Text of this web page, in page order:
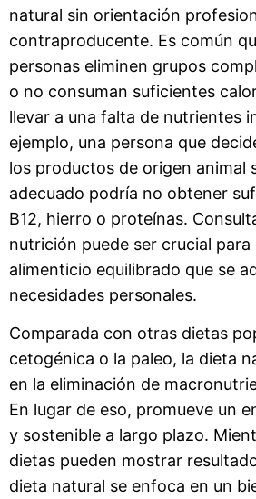
natural sin orientación
contraproducente. Es común
personas eliminen grupos
o no consuman suficientes
llevar a una falta de nutrientes
ejemplo, una persona que
los productos de origen animal
adecuado podría no obtener
B12, hierro o proteínas.
nutrición puede ser crucial para
alimenticio equilibrado que se
necesidades personales.
Comparada con otras dietas
cetogénica o la paleo, la dieta
en la eliminación de
En lugar de eso, promueve un
y sostenible a largo plazo.
dietas pueden mostrar
dieta natural se enfoca en un